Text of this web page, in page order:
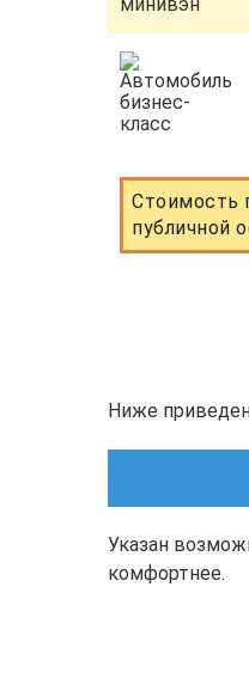
Стоимость
публичной
Ниже
Указан
комфортнее.